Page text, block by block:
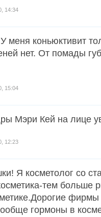
14:34
меня коньюктивит
нет. От помады
15:04
Мэри Кей на лице
12:23
Я косметолог со
тем больше
фирмы
гормоны в